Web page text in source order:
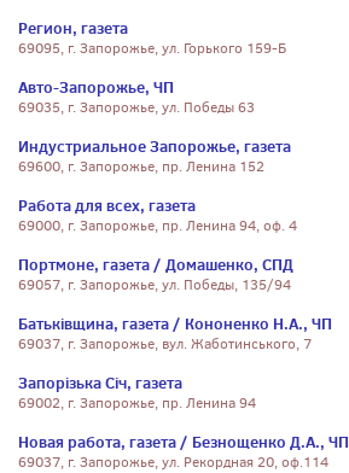
Регион, газета
69095, г. Запорожье, ул. Горького 159-Б
Авто-Запорожье, ЧП
69035, г. Запорожье, ул. Победы 63
Индустриальное Запорожье, газета
69600, г. Запорожье, пр. Ленина 152
Работа для всех, газета
69000, г. Запорожье, пр. Ленина 94, оф. 4
Портмоне, газета / Домашенко, СПД
69057, г. Запорожье, ул. Победы, 135/94
Батьківщина, газета / Кононенко Н.А., ЧП
69037, г. Запорожье, вул. Жаботинського, 7
Запорізька Січ, газета
69002, г. Запорожье, пр. Ленина 94
Новая работа, газета / Безнощенко Д.А., ЧП
69037, г. Запорожье, ул. Рекордная 20, оф.114